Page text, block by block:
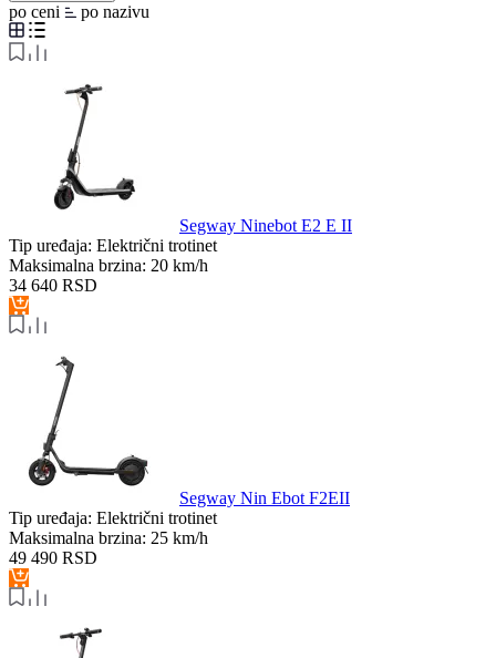
po ceni po nazivu
Segway Ninebot E2 E II
Tip uređaja: Električni trotinet
Maksimalna brzina: 20 km/h
34 640 RSD
Segway Nin Ebot F2EII
Tip uređaja: Električni trotinet
Maksimalna brzina: 25 km/h
49 490 RSD